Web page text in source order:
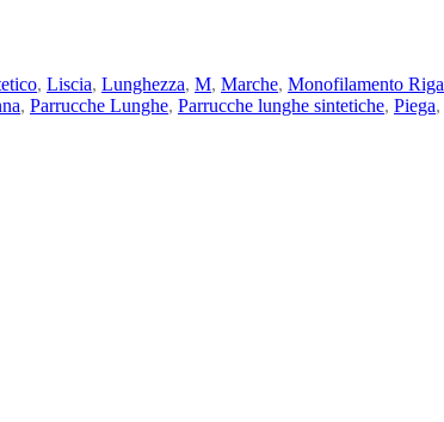
, Liscia, Lunghezza, M, Marche, Monofilamento Riga
, Parrucche Lunghe, Parrucche lunghe sintetiche, Piega,